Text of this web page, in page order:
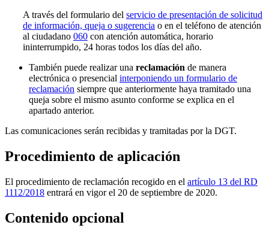
A través del formulario del servicio de presentación de solicitud
de información, queja o sugerencia o en el teléfono de atención
al ciudadano 060 con atención automática, horario
ininterrumpido, 24 horas todos los días del año.
También puede realizar una reclamación de manera
electrónica o presencial interponiendo un formulario de
reclamación siempre que anteriormente haya tramitado una
queja sobre el mismo asunto conforme se explica en el
apartado anterior.
Las comunicaciones serán recibidas y tramitadas por la DGT.
Procedimiento de aplicación
El procedimiento de reclamación recogido en el artículo 13 del RD
1112/2018 entrará en vigor el 20 de septiembre de 2020.
Contenido opcional